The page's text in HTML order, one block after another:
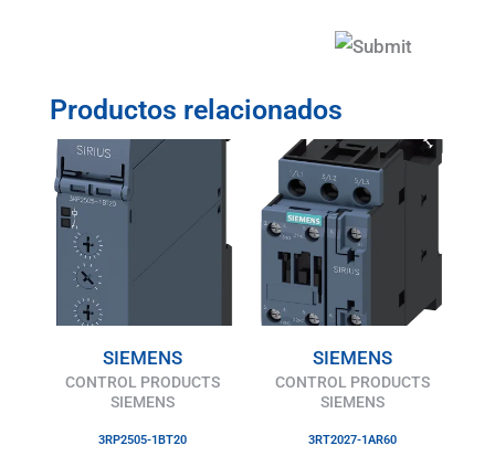
Productos relacionados
SIEMENS
CONTROL PRODUCTS
SIEMENS
3RP2505-1BT20
SIEMENS
CONTROL PRODUCTS
SIEMENS
3RT2027-1AR60